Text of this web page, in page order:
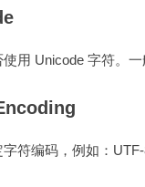
用 Unicode 字符。一
符编码，例如：